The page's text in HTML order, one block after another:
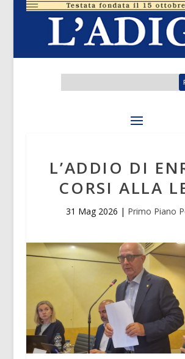
L’ADDIO DI
CORSI ALLA
31 Mag 2026 | Primo Piano